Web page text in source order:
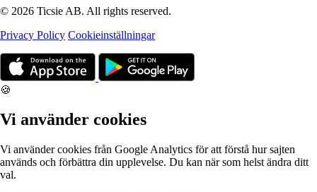
© 2026 Ticsie AB. All rights reserved.
Privacy Policy Cookieinställningar
🍪
Vi använder cookies
Vi använder cookies från Google Analytics för att förstå hur sajten
används och förbättra din upplevelse. Du kan när som helst ändra ditt
val.